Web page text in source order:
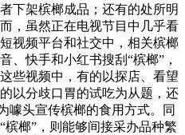
下架槟榔成品；还有的处所明
，虽然正在电视节目中几乎看
视频平台和社交中，相关槟榔
、快手和小红书搜刮“槟榔”，
些视频中，有的以探店、看望
以分歧口胃的试吃为从题，还
噱头宣传槟榔的食用方式。同
榔”，则能够间接采办品种繁